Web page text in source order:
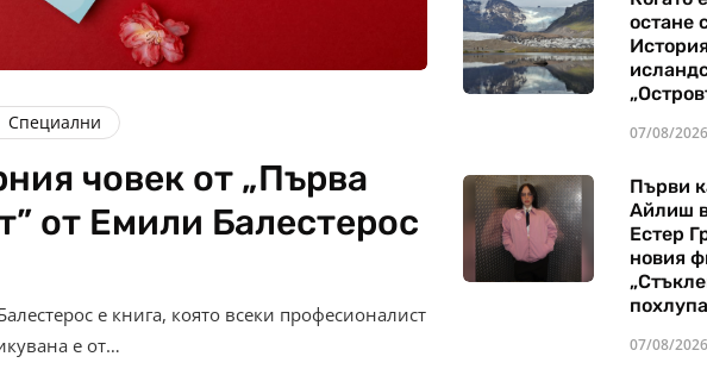
Специални
човек от „Първа
от Емили Балестерос
е книга, която всеки професионалист
е от…
остане
07/08/2026
Първи
Айлиш
Естер
новия
07/08/2026